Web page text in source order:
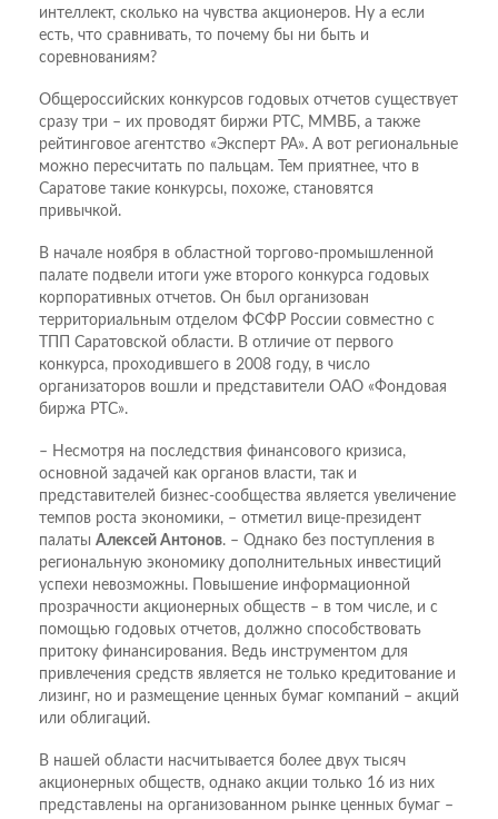
интеллект, сколько на чувства акционеров. Ну а если
есть, что сравнивать, то почему бы ни быть и
соревнованиям?
Общероссийских конкурсов годовых отчетов существует
сразу три – их проводят биржи РТС, ММВБ, а также
рейтинговое агентство «Эксперт РА». А вот региональные
можно пересчитать по пальцам. Тем приятнее, что в
Саратове такие конкурсы, похоже, становятся
привычкой.
В начале ноября в областной торгово-промышленной
палате подвели итоги уже второго конкурса годовых
корпоративных отчетов. Он был организован
территориальным отделом ФСФР России совместно с
ТПП Саратовской области. В отличие от первого
конкурса, проходившего в 2008 году, в число
организаторов вошли и представители ОАО «Фондовая
биржа РТС».
– Несмотря на последствия финансового кризиса,
основной задачей как органов власти, так и
представителей бизнес-сообщества является увеличение
темпов роста экономики, – отметил вице-президент
палаты Алексей Антонов. – Однако без поступления в
региональную экономику дополнительных инвестиций
успехи невозможны. Повышение информационной
прозрачности акционерных обществ – в том числе, и с
помощью годовых отчетов, должно способствовать
притоку финансирования. Ведь инструментом для
привлечения средств является не только кредитование и
лизинг, но и размещение ценных бумаг компаний – акций
или облигаций.
В нашей области насчитывается более двух тысяч
акционерных обществ, однако акции только 16 из них
представлены на организованном рынке ценных бумаг –